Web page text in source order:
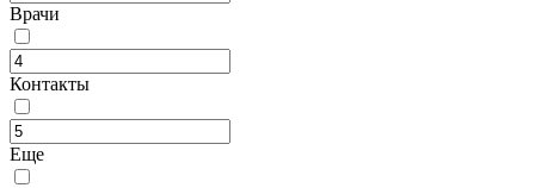
Врачи
Контакты
Еще